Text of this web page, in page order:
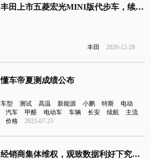
丰田上市五菱宏光MINI版代步车，续航里程150km
丰田 2020-12-28
懂车帝夏测成绩公布
车型 测试 高温 新能源 小鹏 特斯
电动
汽车
甲醛 电动车 车辆 长安 续航
主流
价格
2023-07-25
经销商集体维权，观致数据利好下究竟怎么了